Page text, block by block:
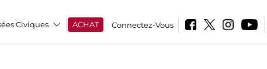
Civiques ACHAT Connectez-Vous